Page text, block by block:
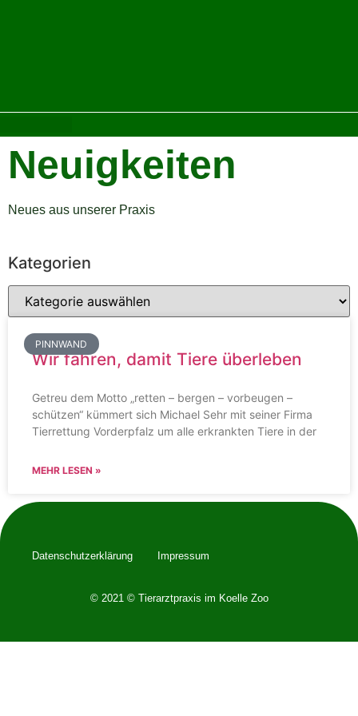
Neuigkeiten
Neues aus unserer Praxis
Kategorien
PINNWAND
Wir fahren, damit Tiere überleben
Getreu dem Motto „retten – bergen – vorbeugen –
schützen“ kümmert sich Michael Sehr mit seiner Firma
Tierrettung Vorderpfalz um alle erkrankten Tiere in der
MEHR LESEN »
Datenschutzerklärung Impressum
© 2021 © Tierarztpraxis im Koelle Zoo